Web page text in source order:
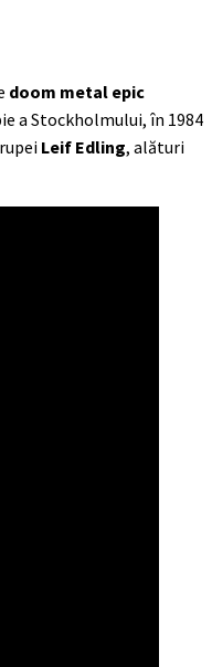
doom metal epic
a Stockholmului, în 1984
Leif Edling, alături